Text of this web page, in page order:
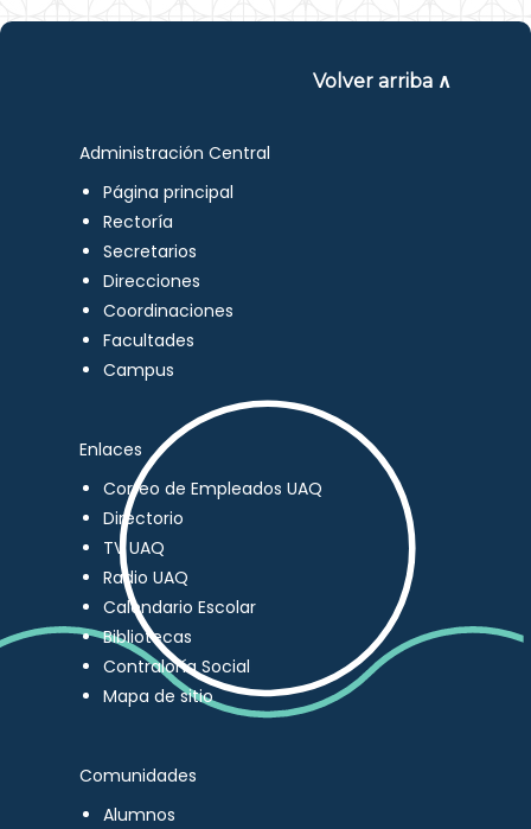
Volver arriba ∧
Administración Central
Página principal
Rectoría
Secretarios
Direcciones
Coordinaciones
Facultades
Campus
Enlaces
Correo de Empleados UAQ
Directorio
TV UAQ
Radio UAQ
Calendario Escolar
Bibliotecas
Contraloría Social
Mapa de sitio
Comunidades
Alumnos